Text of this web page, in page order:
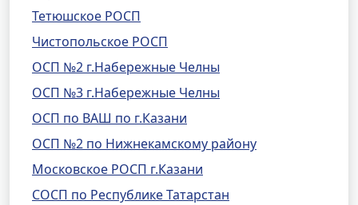
Тетюшское РОСП
Чистопольское РОСП
ОСП №2 г.Набережные Челны
ОСП №3 г.Набережные Челны
ОСП по ВАШ по г.Казани
ОСП №2 по Нижнекамскому району
Московское РОСП г.Казани
СОСП по Республике Татарстан